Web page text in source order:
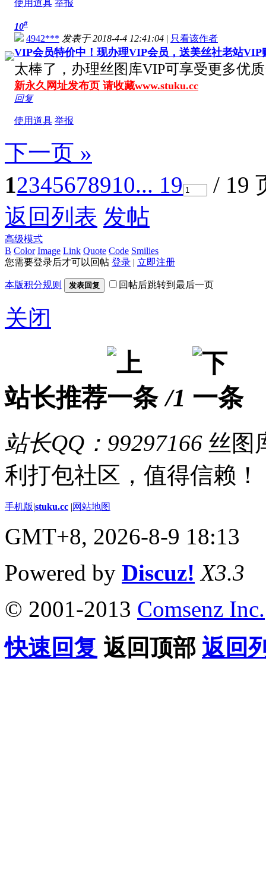
使用道具 举报
10#
4942*** 发表于 2018-4-4 12:41:04 | 只看该作者
VIP会员特价中！现办理VIP会员，送美丝社老站VIP
太棒了，办理丝图库VIP可享受更多优
新永久网址发布页 请收藏www.stuku.cc
回复
使用道具 举报
下一页 »
12345678910... 19
/ 19
返回列表 发帖
高级模式
B Color Image Link Quote Code Smilies
您需要登录后才可以回帖 登录 | 立即注册
本版积分规则 发表回复 回帖后跳转到最后一页
关闭
站长推荐 /1
站长QQ：99297166 丝图
利打包社区，值得信赖！
手机版|stuku.cc |网站地图
GMT+8, 2026-8-9 18:13
Powered by Discuz! X3.3
© 2001-2013 Comsenz Inc.
快速回复 返回顶部 返回